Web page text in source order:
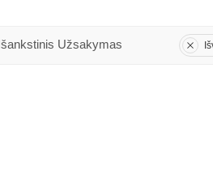
Išankstinis Užsakymas